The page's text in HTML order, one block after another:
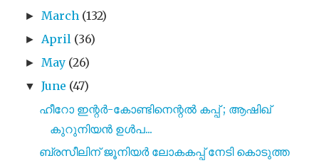
► March (132)
► April (36)
► May (26)
▼ June (47)
ഹീറോ ഇന്റർ-കോണ്ടിനെന്റൽ കപ്പ് ; ആഷിഖ്
കുറുനിയൻ ഉൾപ...
ബ്രസീലിന് ജൂനിയർ ലോകകപ്പ് നേടി കൊടുത്ത